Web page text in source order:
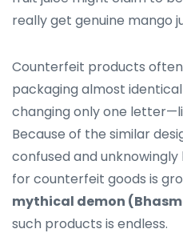
really get genuine mango
Counterfeit products
packaging almost
changing only one
Because of the similar
confused and
for counterfeit goods is
mythical demon
such products is endless.